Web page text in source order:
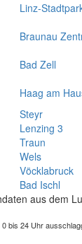
Linz-
Braunau
Bad Zell
Haag am
Steyr
Lenzing 3
Traun
Wels
Vöcklabruck
Bad Ischl
aus dem
bis 24 Uhr